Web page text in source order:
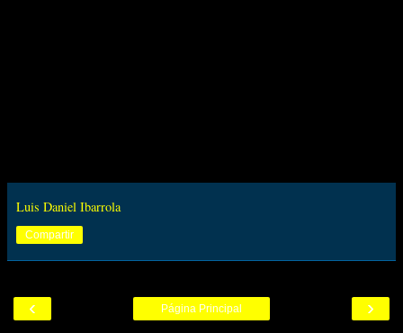
Luis Daniel Ibarrola
Compartir
‹ ›
Página Principal